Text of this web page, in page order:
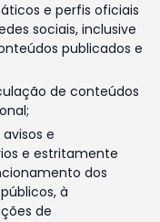
e perfis oficiais
sociais, inclusive
publicados e
de conteúdos
e
e estritamente
dos
à
de